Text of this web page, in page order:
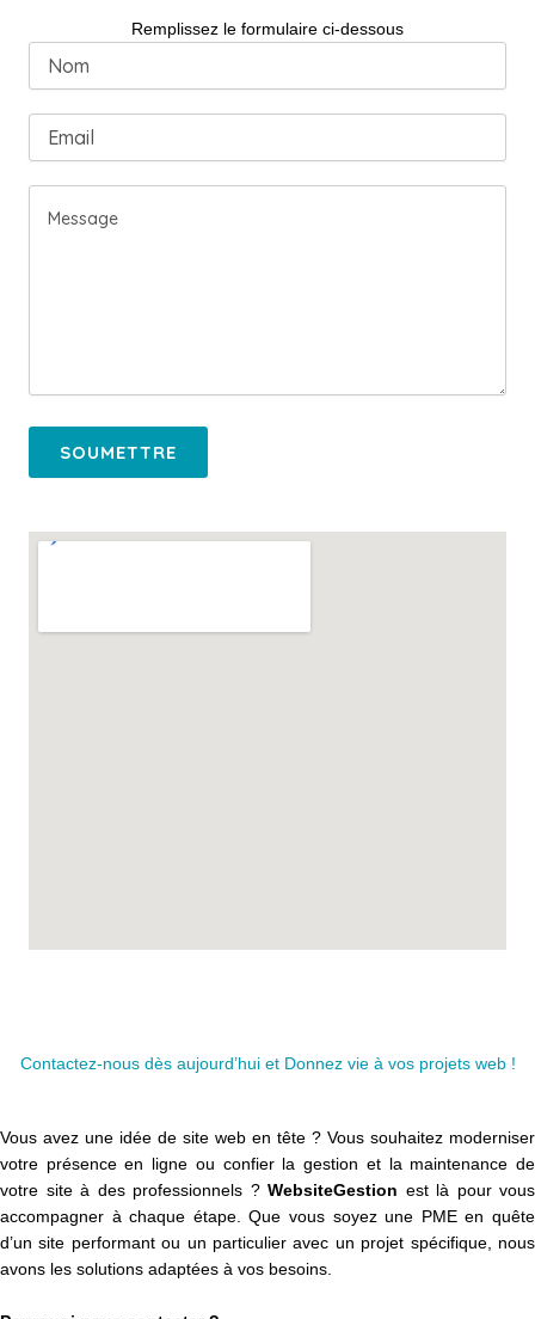
Remplissez le formulaire ci-dessous
SOUMETTRE
Contactez-nous dès aujourd’hui et Donnez vie à vos projets web !
Vous avez une idée de site web en tête ? Vous souhaitez moderniser
votre présence en ligne ou confier la gestion et la maintenance de
votre site à des professionnels ? WebsiteGestion est là pour vous
accompagner à chaque étape. Que vous soyez une PME en quête
d’un site performant ou un particulier avec un projet spécifique, nous
avons les solutions adaptées à vos besoins.